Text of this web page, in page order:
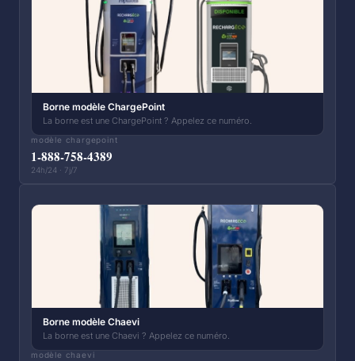
Borne modèle ChargePoint
La borne est une ChargePoint ? Appelez ce numéro.
modèle chargepoint
1-888-758-4389
24h/24 · 7j/7
Borne modèle Chaevi
La borne est une Chaevi ? Appelez ce numéro.
modèle chaevi